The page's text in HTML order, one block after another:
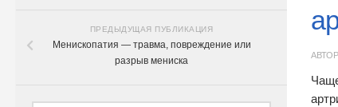
ПРЕДЫДУЩАЯ ПУБЛИКАЦИЯ
Менископатия — травма, повреждение или
разрыв мениска